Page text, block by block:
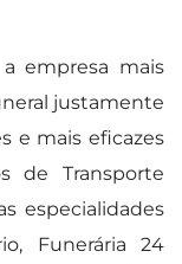
empresa mais
justamente
e mais eficazes
de Transporte
especialidades
Funerária 24